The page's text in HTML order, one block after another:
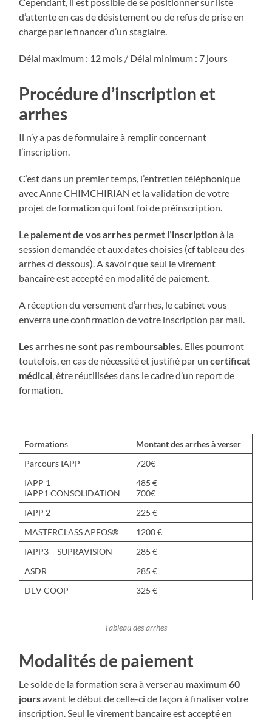
Cependant, il est possible de se positionner sur liste
d’attente en cas de désistement ou de refus de prise en
charge par le financer d’un stagiaire.
Délai maximum : 12 mois / Délai minimum : 7 jours
Procédure d’inscription et
arrhes
Il n’y a pas de formulaire à remplir concernant
l’inscription.
C’est dans un premier temps, l’entretien téléphonique
avec Anne CHIMCHIRIAN et la validation de votre
projet de formation qui font foi de préinscription.
Le paiement de vos arrhes permet l’inscriptionà la
session demandée et aux dates choisies (cf tableau des
arrhes ci dessous). A savoir que seul le virement
bancaire est accepté en modalité de paiement.
A réception du versement d’arrhes, le cabinet vous
enverra une confirmation de votre inscription par mail.
Les arrhes ne sont pas remboursables. Elles pourront
toutefois, en cas de nécessité et justifié par uncertificat
médical, être réutilisées dans le cadre d’un report de
formation.
Formations
Montant des arrhes à verser
Parcours IAPP
720€
IAPP 1
IAPP1 CONSOLIDATION
485 €
700€
IAPP 2
225 €
MASTERCLASS APEOS®
1200 €
IAPP3 – SUPRAVISION
285 €
ASDR
285 €
DEV COOP
325 €
Tableau des arrhes
Modalités de paiement
Le solde de la formation sera à verser au maximum60
joursavant le début de celle-ci de façon à finaliser votre
inscription. Seul le virement bancaire est accepté en